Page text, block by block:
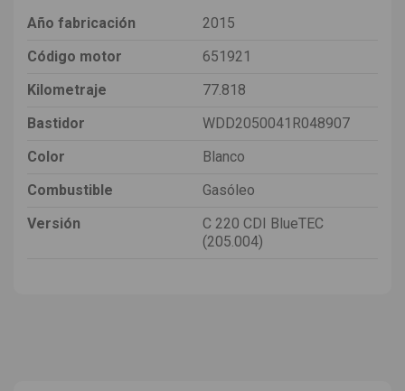
Año fabricación
2015
Código motor
651921
Kilometraje
77.818
Bastidor
WDD2050041R048907
Color
Blanco
Combustible
Gasóleo
Versión
C 220 CDI BlueTEC
(205.004)